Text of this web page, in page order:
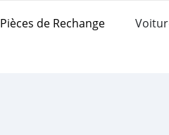
Pièces de Rechange